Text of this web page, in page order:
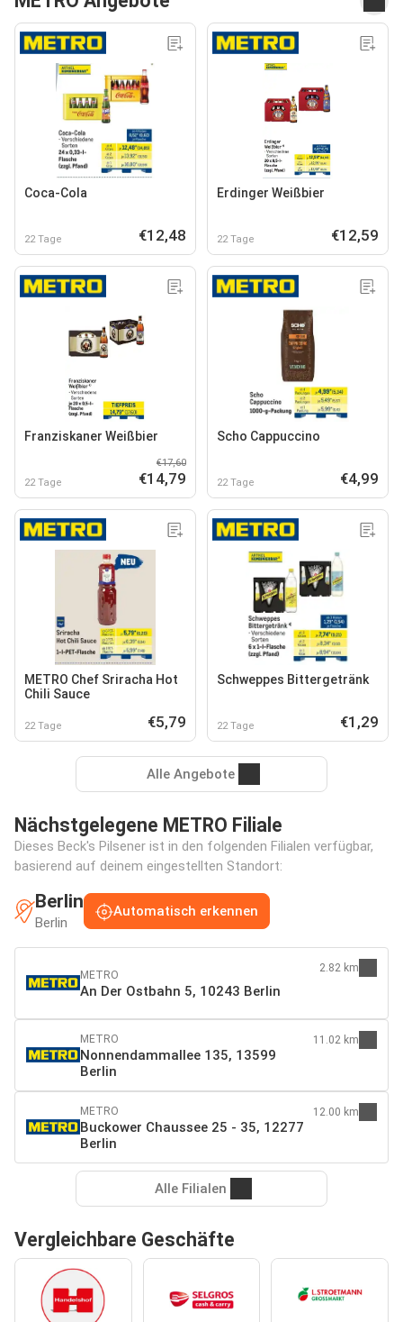
Coca-Cola
22 Tage €12,48
Erdinger Weißbier
22 Tage €12,59
Franziskaner Weißbier
22 Tage
€17,60
€14,79
Scho Cappuccino
22 Tage €4,99
METRO Chef Sriracha Hot
Chili Sauce
22 Tage €5,79
Schweppes Bittergetränk
22 Tage €1,29
Alle Angebote
Nächstgelegene METRO Filiale
Dieses Beck's Pilsener ist in den folgenden Filialen verfügbar,
basierend auf deinem eingestellten Standort:
Berlin
Berlin
Automatisch erkennen
METRO
An Der Ostbahn 5, 10243 Berlin
2.82 km
METRO
Nonnendammallee 135, 13599
Berlin
11.02 km
METRO
Buckower Chaussee 25 - 35, 12277
Berlin
12.00 km
Alle Filialen
Vergleichbare Geschäfte